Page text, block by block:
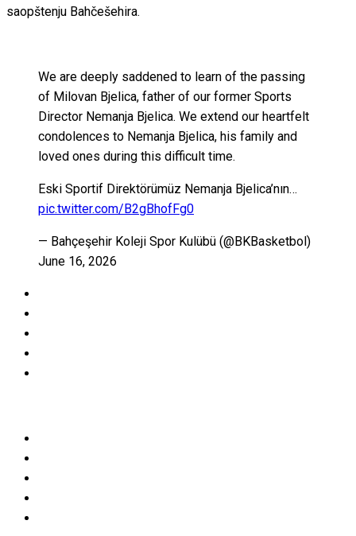
saopštenju Bahčešehira.
We are deeply saddened to learn of the passing
of Milovan Bjelica, father of our former Sports
Director Nemanja Bjelica. We extend our heartfelt
condolences to Nemanja Bjelica, his family and
loved ones during this difficult time.
Eski Sportif Direktörümüz Nemanja Bjelica’nın…
pic.twitter.com/B2gBhofFg0
— Bahçeşehir Koleji Spor Kulübü (@BKBasketbol)
June 16, 2026